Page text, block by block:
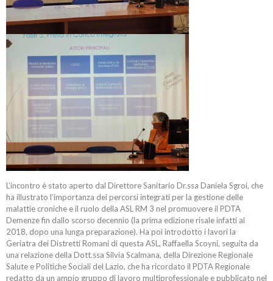
L’incontro è stato aperto dal Direttore Sanitario Dr.ssa Daniela Sgroi, che
ha illustrato l’importanza dei percorsi integrati per la gestione delle
malattie croniche e il ruolo della ASL RM 3 nel promuovere il PDTA
Demenze fin dallo scorso decennio (la prima edizione risale infatti al
2018, dopo una lunga preparazione). Ha poi introdotto i lavori la
Geriatra dei Distretti Romani di questa ASL, Raffaella Scoyni, seguita da
una relazione della Dott.ssa Silvia Scalmana, della Direzione Regionale
Salute e Politiche Sociali del Lazio, che ha ricordato il PDTA Regionale
redatto da un ampio gruppo di lavoro multiprofessionale e pubblicato nel